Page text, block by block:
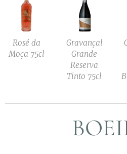
Rosé da
Moça 75cl
Gravançal
Grande
Reserva
Tinto 75cl